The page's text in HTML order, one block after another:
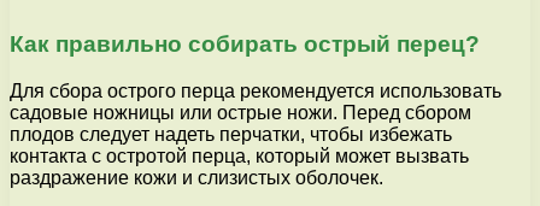
Как правильно собирать острый перец?
Для сбора острого перца рекомендуется использовать
садовые ножницы или острые ножи. Перед сбором
плодов следует надеть перчатки, чтобы избежать
контакта с остротой перца, который может вызвать
раздражение кожи и слизистых оболочек.